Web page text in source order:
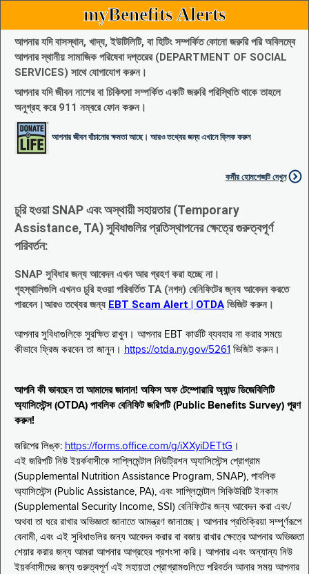
myBenefits Alerts
আপনার যদি বাসস্থান, খাদ্য, ইউটিলিটি, বা হিটিং সম্পর্কিত কোনো জরুরি পরি অবিলম্বে
আপনার স্থানীয় সামাজিক পরিষেবা দপ্তরের (DEPARTMENT OF SOCIAL
SERVICES) সাথে যোগাযোগ করুন।
আপনার যদি জীবন নাশের বা চিকিৎসা সম্পর্কিত একটি জরুরি পরিস্থিতি থাকে তাহলে
অনুগ্রহ করে 911 নম্বরে ফোন করুন।
আপনার জীবন বাঁচানোর ক্ষমতা আছে। আরও তথ্যের জন্য এখানে ক্লিক করুন
কর্মীর হোমপেজটি দেখুন
চুরি হওয়া SNAP এবং অস্থায়ী সহায়তার (Temporary
Assistance, TA) সুবিধাগুলির প্রতিস্থাপনের ক্ষেত্রে গুরুত্বপূর্ণ
পরিবর্তন:
SNAP সুবিধার জন্য আবেদন এখন আর গ্রহণ করা হচ্ছে না।
গৃহস্থালিগুলি এখনও চুরি হওয়া পরিবর্তিত TA (নগদ) বেনিফিটের জ্নয আবেদন করতে
পারবেন।আরও তথ্যের জন্য EBT Scam Alert | OTDA ভিজিট করুন।
আপনার সুবিধাগুলিকে সুরক্ষিত রাখুন। আপনার EBT কার্ডটি ব্যবহার না করার সময়ে
কীভাবে ফ্রিজ করবেন তা জানুন। https://otda.ny.gov/5261 ভিজিট করুন।
আপনি কী ভাবছেন তা আমাদের জানান! অফিস অফ টেম্পোরারি অ্যান্ড ডিজেবিলিটি
অ্যাসিস্টেন্স (OTDA) পাবলিক বেনিফিট জরিপটি (Public Benefits Survey) পূরণ
করুন!
জরিপের লিঙ্ক: https://forms.office.com/g/iXXyiDETtG ।
এই জরিপটি নিউ ইয়র্কবাসীকে সাপ্লিমেন্টাল নিউট্রিশন অ্যাসিস্টেন্স প্রোগ্রাম
(Supplemental Nutrition Assistance Program, SNAP), পাবলিক
অ্যাসিস্টেন্স (Public Assistance, PA), এবং সাপ্লিমেন্টাল সিকিউরিটি ইনকাম
(Supplemental Security Income, SSI) বেনিফিটের জন্য আবেদন করা এবং/
অথবা তা ধরে রাখার অভিজ্ঞতা জানাতে আমন্ত্রণ জানাচ্ছে। আপনার প্রতিক্রিয়া সম্পূর্ণরূপে
বেনামী, এবং এই সুবিধাগুলির জন্য আবেদন করার বা বজায় রাখার ক্ষেত্রে আপনার অভিজ্ঞতা
শেয়ার করার জন্য আমরা আপনার আগ্রহের প্রশংসা করি। আপনার এবং অন্যান্য নিউ
ইয়র্কবাসীদের জন্য গুরুত্বপূর্ণ এই সহায়তা প্রোগ্রামগুলিতে পরিবর্তন আনার সময় আপনার